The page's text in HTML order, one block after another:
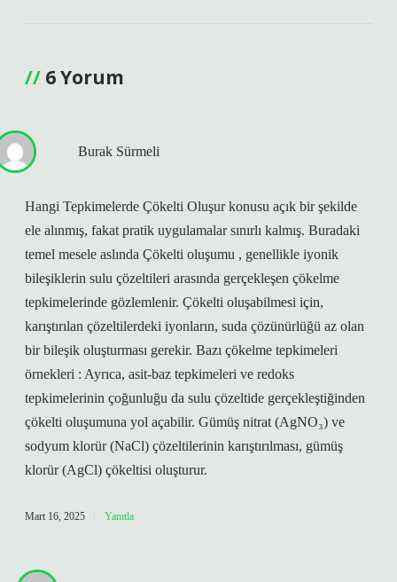
6 Yorum
Burak Sürmeli
Hangi Tepkimelerde Çökelti Oluşur konusu açık bir şekilde
ele alınmış, fakat pratik uygulamalar sınırlı kalmış. Buradaki
temel mesele aslında Çökelti oluşumu , genellikle iyonik
bileşiklerin sulu çözeltileri arasında gerçekleşen çökelme
tepkimelerinde gözlemlenir. Çökelti oluşabilmesi için,
karıştırılan çözeltilerdeki iyonların, suda çözünürlüğü az olan
bir bileşik oluşturması gerekir. Bazı çökelme tepkimeleri
örnekleri : Ayrıca, asit-baz tepkimeleri ve redoks
tepkimelerinin çoğunluğu da sulu çözeltide gerçekleştiğinden
çökelti oluşumuna yol açabilir. Gümüş nitrat (AgNO₃) ve
sodyum klorür (NaCl) çözeltilerinin karıştırılması, gümüş
klorür (AgCl) çökeltisi oluşturur.
Mart 16, 2025 Yanıtla